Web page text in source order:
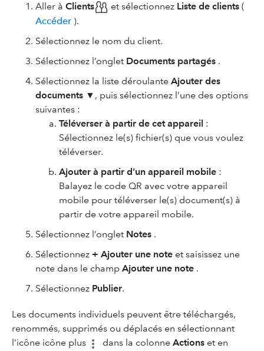
Aller à Clients et sélectionnez Liste de clients (
Accéder ).
Sélectionnez le nom du client.
Sélectionnez l’onglet Documents partagés .
Sélectionnez la liste déroulante Ajouter des
documents ▼, puis sélectionnez l’une des options
suivantes :
Téléverser à partir de cet appareil :
Sélectionnez le(s) fichier(s) que vous voulez
téléverser.
Ajouter à partir d’un appareil mobile :
Balayez le code QR avec votre appareil
mobile pour téléverser le(s) document(s) à
partir de votre appareil mobile.
Sélectionnez l’onglet Notes .
Sélectionnez + Ajouter une note et saisissez une
note dans le champ Ajouter une note .
Sélectionnez Publier.
Les documents individuels peuvent être téléchargés,
renommés, supprimés ou déplacés en sélectionnant
l’icône icône plus dans la colonne Actions et en